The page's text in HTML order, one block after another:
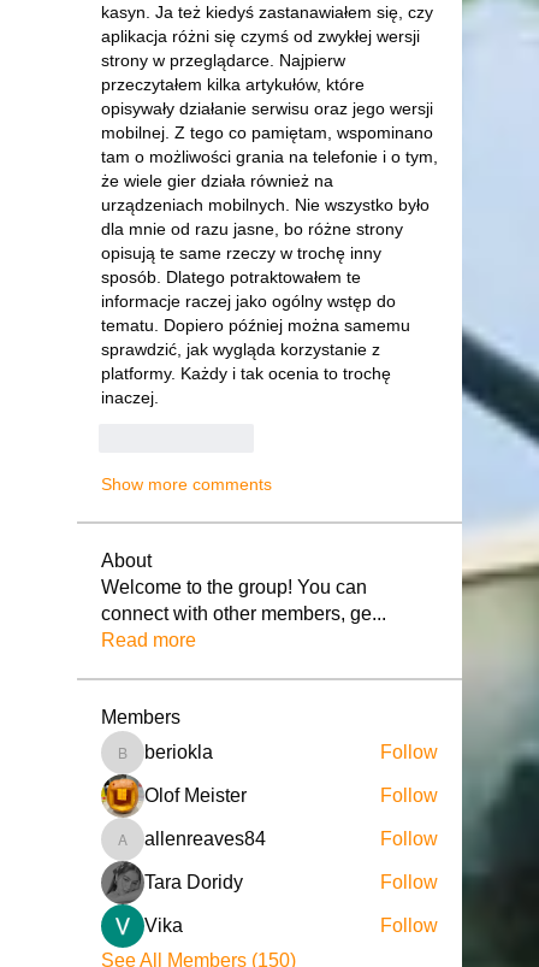
kasyn. Ja też kiedyś zastanawiałem się, czy
aplikacja różni się czymś od zwykłej wersji
strony w przeglądarce. Najpierw
przeczytałem kilka artykułów, które
opisywały działanie serwisu oraz jego wersji
mobilnej. Z tego co pamiętam, wspominano
tam o możliwości grania na telefonie i o tym,
że wiele gier działa również na
urządzeniach mobilnych. Nie wszystko było
dla mnie od razu jasne, bo różne strony
opisują te same rzeczy w trochę inny
sposób. Dlatego potraktowałem te
informacje raczej jako ogólny wstęp do
tematu. Dopiero później można samemu
sprawdzić, jak wygląda korzystanie z
platformy. Każdy i tak ocenia to trochę
inaczej.
Show more comments
About
Welcome to the group! You can
connect with other members, ge...
Read more
Members
beriokla
beriokla Follow
Olof Meister Follow
allenreaves84
allenreaves84 Follow
Tara Doridy Follow
Vika
Follow
See All Members (150)